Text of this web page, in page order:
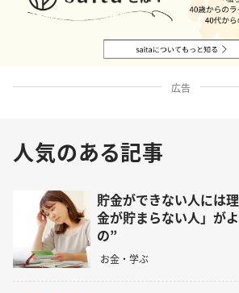
広告
人気のある記事
貯金ができない人には
金が貯まらない人」が
の”
お金・学ぶ